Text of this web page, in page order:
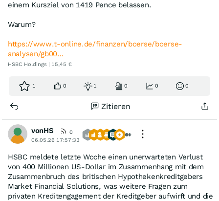
einem Kursziel von 1419 Pence belassen.
Warum?
https://www.t-online.de/finanzen/boerse/boerse-
analysen/gb00…
HSBC Holdings | 15,45 €
1 0 1 0 0 0
Zitieren
vonHS
0
06.05.26 17:57:33
HSBC meldete letzte Woche einen unerwarteten Verlust
von 400 Millionen US-Dollar im Zusammenhang mit dem
Zusammenbruch des britischen Hypothekenkreditgebers
Market Financial Solutions, was weitere Fragen zum
privaten Kreditengagement der Kreditgeber aufwirft und die